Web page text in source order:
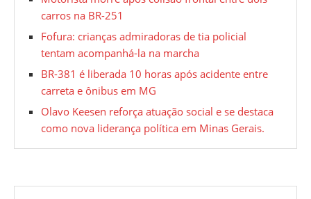
carros na BR-251
Fofura: crianças admiradoras de tia policial
tentam acompanhá-la na marcha
BR-381 é liberada 10 horas após acidente entre
carreta e ônibus em MG
Olavo Keesen reforça atuação social e se destaca
como nova liderança política em Minas Gerais.